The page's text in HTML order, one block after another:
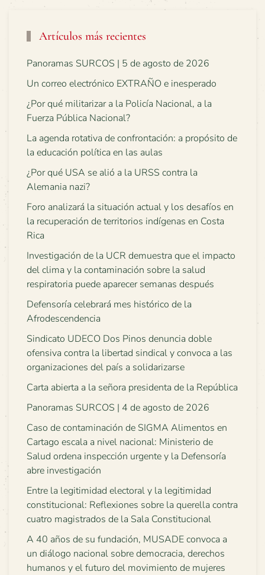
Artículos más recientes
Panoramas SURCOS | 5 de agosto de 2026
Un correo electrónico EXTRAÑO e inesperado
¿Por qué militarizar a la Policía Nacional, a la
Fuerza Pública Nacional?
La agenda rotativa de confrontación: a propósito de
la educación política en las aulas
¿Por qué USA se alió a la URSS contra la
Alemania nazi?
Foro analizará la situación actual y los desafíos en
la recuperación de territorios indígenas en Costa
Rica
Investigación de la UCR demuestra que el impacto
del clima y la contaminación sobre la salud
respiratoria puede aparecer semanas después
Defensoría celebrará mes histórico de la
Afrodescendencia
Sindicato UDECO Dos Pinos denuncia doble
ofensiva contra la libertad sindical y convoca a las
organizaciones del país a solidarizarse
Carta abierta a la señora presidenta de la República
Panoramas SURCOS | 4 de agosto de 2026
Caso de contaminación de SIGMA Alimentos en
Cartago escala a nivel nacional: Ministerio de
Salud ordena inspección urgente y la Defensoría
abre investigación
Entre la legitimidad electoral y la legitimidad
constitucional: Reflexiones sobre la querella contra
cuatro magistrados de la Sala Constitucional
A 40 años de su fundación, MUSADE convoca a
un diálogo nacional sobre democracia, derechos
humanos y el futuro del movimiento de mujeres